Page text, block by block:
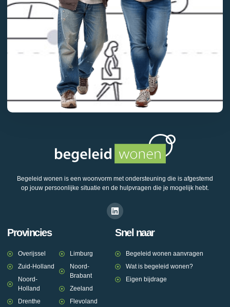
Begeleid wonen is een woonvorm met ondersteuning die is afgestemd
op jouw persoonlijke situatie en de hulpvragen die je mogelijk hebt.
Provincies
Overijssel
Zuid-Holland
Noord-
Holland
Drenthe
Limburg
Noord-
Brabant
Zeeland
Flevoland
Snel naar
Begeleid wonen aanvragen
Wat is begeleid wonen?
Eigen bijdrage